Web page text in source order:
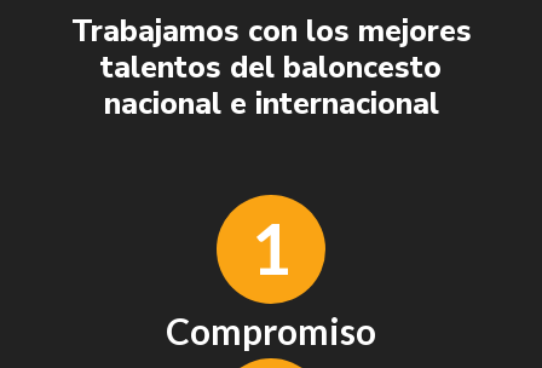
Trabajamos con los mejores
talentos del baloncesto
nacional e internacional
1
Compromiso